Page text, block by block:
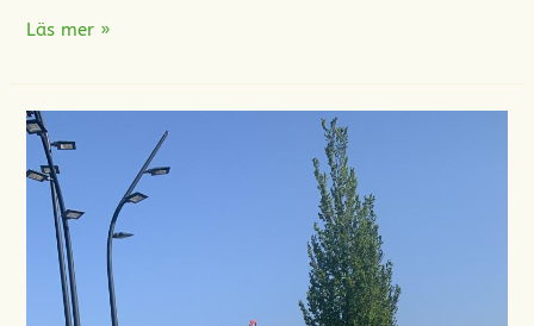
Läs mer »
Inspiration
kring
växtförslag
och
lökplanteringar
Keukenhof